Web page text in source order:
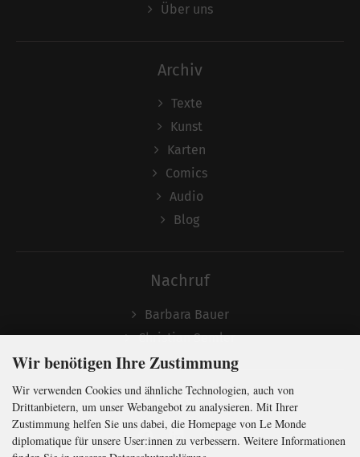
Über uns
Archiv
Texte
Kunst
Karten
Comics
Audio
Blog
Nachruf
Barbara Bauer
Christian Semler
Folgen
Wir benötigen Ihre Zustimmung
Wir verwenden Cookies und ähnliche Technologien, auch von
Drittanbietern, um unser Webangebot zu analysieren. Mit Ihrer
Zustimmung helfen Sie uns dabei, die Homepage von Le Monde
diplomatique für unsere User:innen zu verbessern. Weitere Informationen